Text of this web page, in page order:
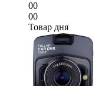
00
00
Товар дня